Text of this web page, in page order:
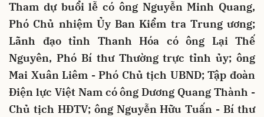
Tham dự buổi lễ có ông Nguyễn Minh Quang,
Phó Chủ nhiệm Ủy Ban Kiểm tra Trung ương;
Lãnh đạo tỉnh Thanh Hóa có ông Lại Thế
Nguyên, Phó Bí thư Thường trực tỉnh ủy; ông
Mai Xuân Liêm - Phó Chủ tịch UBND; Tập đoàn
Điện lực Việt Nam có ông Dương Quang Thành -
Chủ tịch HĐTV; ông Nguyễn Hữu Tuấn - Bí thư